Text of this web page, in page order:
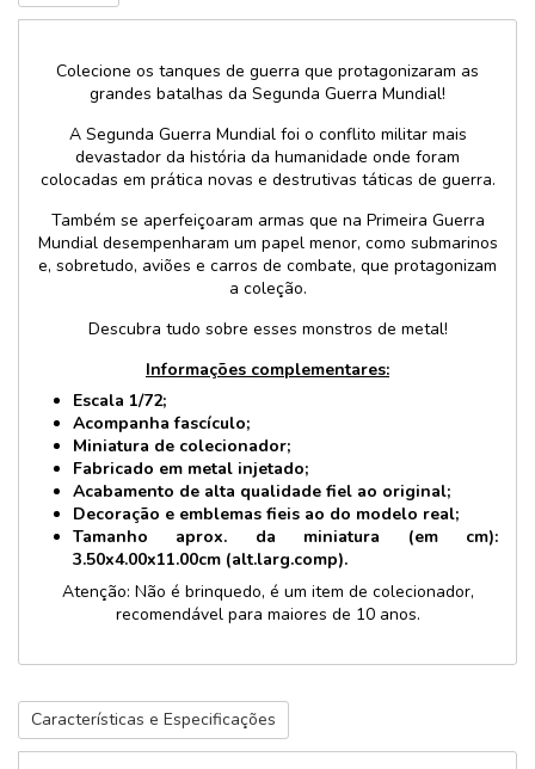
Colecione os tanques de guerra que protagonizaram as
grandes batalhas da Segunda Guerra Mundial!
A Segunda Guerra Mundial foi o conflito militar mais
devastador da história da humanidade onde foram
colocadas em prática novas e destrutivas táticas de guerra.
Também se aperfeiçoaram armas que na Primeira Guerra
Mundial desempenharam um papel menor, como submarinos
e, sobretudo, aviões e carros de combate, que protagonizam
a coleção.
Descubra tudo sobre esses monstros de metal!
Informações complementares:
Escala 1/72;
Acompanha fascículo;
Miniatura de colecionador;
Fabricado em metal injetado;
Acabamento de alta qualidade fiel ao original;
Decoração e emblemas fieis ao do modelo real;
Tamanho aprox. da miniatura (em cm):
3.50x4.00x11.00cm (alt.larg.comp).
Atenção: Não é brinquedo, é um item de colecionador,
recomendável para maiores de 10 anos.
Características e Especificações